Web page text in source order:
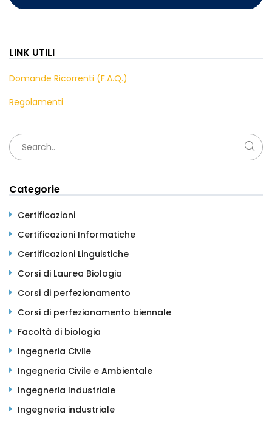
LINK UTILI
Domande Ricorrenti (F.A.Q.)
Regolamenti
Categorie
Certificazioni
Certificazioni Informatiche
Certificazioni Linguistiche
Corsi di Laurea Biologia
Corsi di perfezionamento
Corsi di perfezionamento biennale
Facoltà di biologia
Ingegneria Civile
Ingegneria Civile e Ambientale
Ingegneria Industriale
Ingegneria industriale